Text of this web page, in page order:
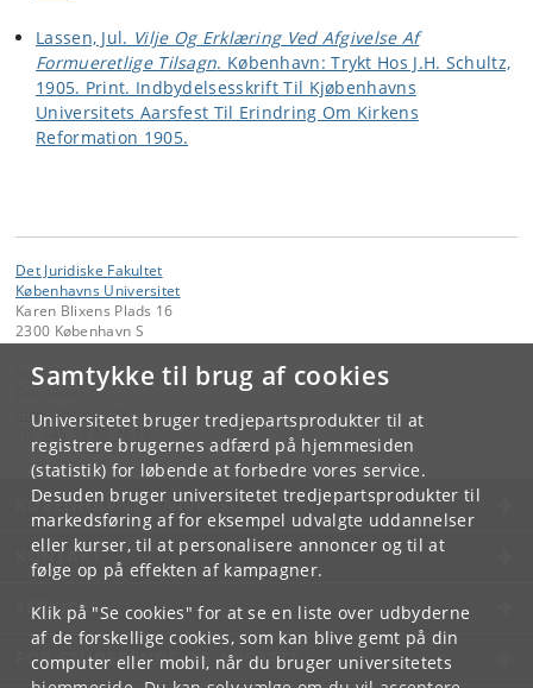
Samtykke til brug af cookies
Universitetet bruger tredjepartsprodukter til at
registrere brugernes adfærd på hjemmesiden
(statistik) for løbende at forbedre vores service.
Desuden bruger universitetet tredjepartsprodukter til
markedsføring af for eksempel udvalgte uddannelser
eller kurser, til at personalisere annoncer og til at
følge op på effekten af kampagner.
Klik på "Se cookies" for at se en liste over udbyderne
af de forskellige cookies, som kan blive gemt på din
computer eller mobil, når du bruger universitetets
Lassen, Jul. Vilje Og Erklæring Ved Afgivelse Af
Formueretlige Tilsagn. København: Trykt Hos J.H. Schultz,
1905. Print. Indbydelsesskrift Til Kjøbenhavns
Universitets Aarsfest Til Erindring Om Kirkens
Reformation 1905.
Det Juridiske Fakultet
Københavns Universitet
Karen Blixens Plads 16
2300 København S
Kontakt:
jurfak @jur.ku.dk
KØBENHAVNS UNIVERSITET
KONTAKT
SERVICES
FOR STUDERENDE OG ANSATTE